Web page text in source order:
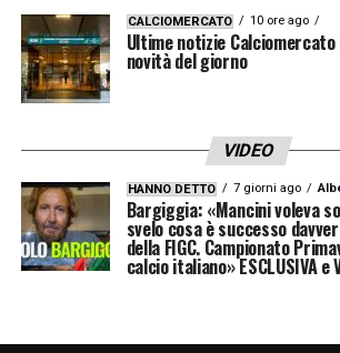
CALCIOMERCATO 10 ore ago
Ultime notizie
novità del giorno
VIDEO
HANNO DETTO 7 giorni ago
Bargiggia: «Mancini voleva
svelo cosa è successo
della FIGC. Campionato
calcio italiano» ESCLUSIVA e